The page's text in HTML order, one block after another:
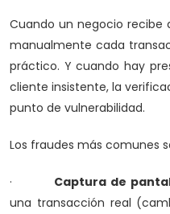
Cuando un negocio recibe
manualmente cada
práctico. Y cuando hay
cliente insistente, la
punto de vulnerabilidad.
Los fraudes más comunes
· Captura de
una transacción real